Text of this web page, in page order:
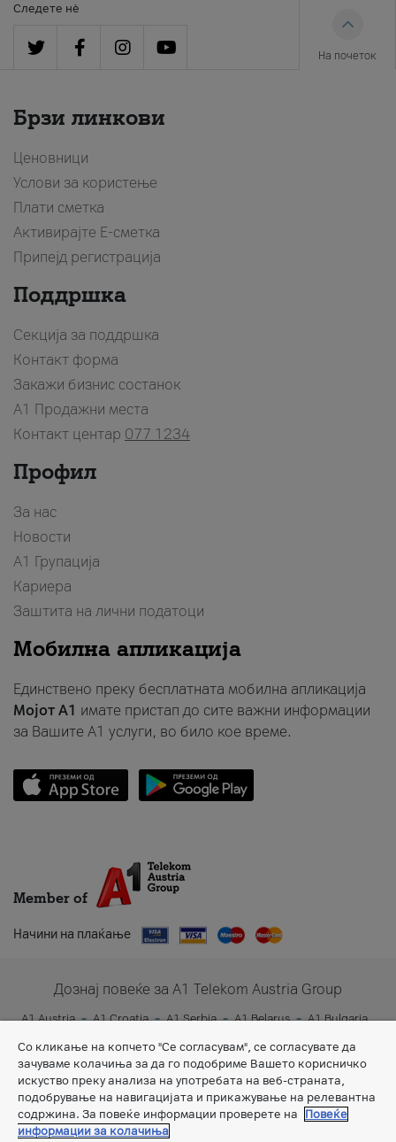
Следете нè
На почеток
Брзи линкови
Ценовници
Услови за користење
Плати сметка
Активирајте Е-сметка
Припејд регистрација
Поддршка
Секција за поддршка
Контакт форма
Закажи бизнис состанок
A1 Продажни места
Контакт центар 077 1234
Профил
За нас
Новости
А1 Групација
Кариера
Заштита на лични податоци
Мобилна апликација
Единствено преку бесплатната мобилна апликација
Мојот A1 имате пристап до сите важни информации
за Вашите A1 услуги, во било кое време.
Member of
Начини на плаќање
Дознај повеќе за A1 Telekom Austria Group
A1 Austria A1 Croatia A1 Serbia A1 Belarus
A1 Bulgaria
A1 Slovenia
A1 Digital
Со кликање на копчето "Се согласувам", се согласувате да
зачуваме колачиња за да го подобриме Вашето корисничко
искуство преку анализа на употребата на веб-страната,
подобрување на навигацијата и прикажување на релевантна
содржина. За повеќе информации проверете на
Повеќе
информации за колачиња